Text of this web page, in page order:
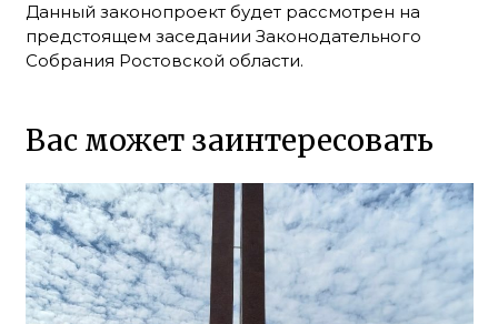
Данный законопроект будет рассмотрен на
предстоящем заседании Законодательного
Собрания Ростовской области.
Вас может заинтересовать